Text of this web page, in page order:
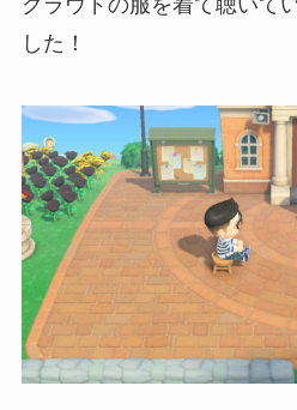
クラウドの服を着て聴いて
した！